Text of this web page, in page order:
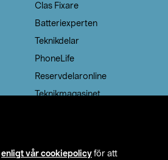
enligt vår cookiepolicy för att
Clas Fixare
Batteriexperten
Teknikdelar
PhoneLife
Reservdelaronline
Teknikmagasinet